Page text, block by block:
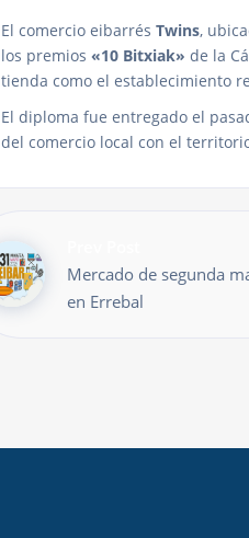
El comercio eibarrés Twins,
los premios «10 Bitxiak» de la
tienda como el establecimiento
El diploma fue entregado el
del comercio local con el
Mercado de segunda
en Errebal